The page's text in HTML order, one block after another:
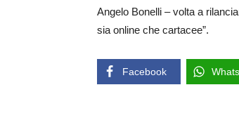
Angelo Bonelli – volta a
sia online che cartacee”.
Facebook